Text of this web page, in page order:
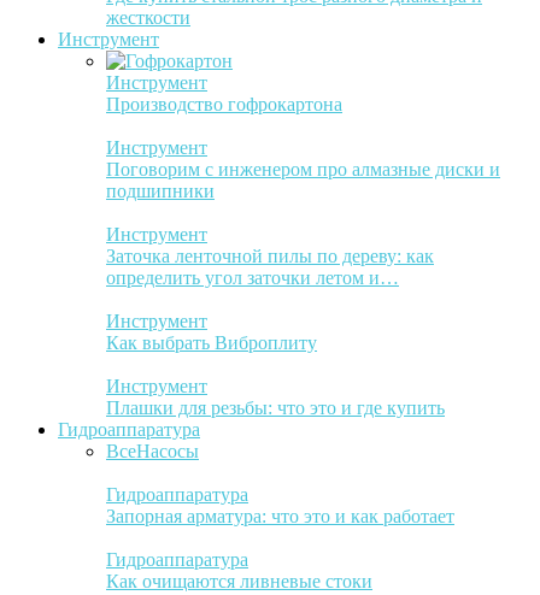
жесткости
Инструмент
Инструмент
Производство гофрокартона
Инструмент
Поговорим с инженером про алмазные диски и
подшипники
Инструмент
Заточка ленточной пилы по дереву: как
определить угол заточки летом и…
Инструмент
Как выбрать Виброплиту
Инструмент
Плашки для резьбы: что это и где купить
Гидроаппаратура
ВсеНасосы
Гидроаппаратура
Запорная арматура: что это и как работает
Гидроаппаратура
Как очищаются ливневые стоки